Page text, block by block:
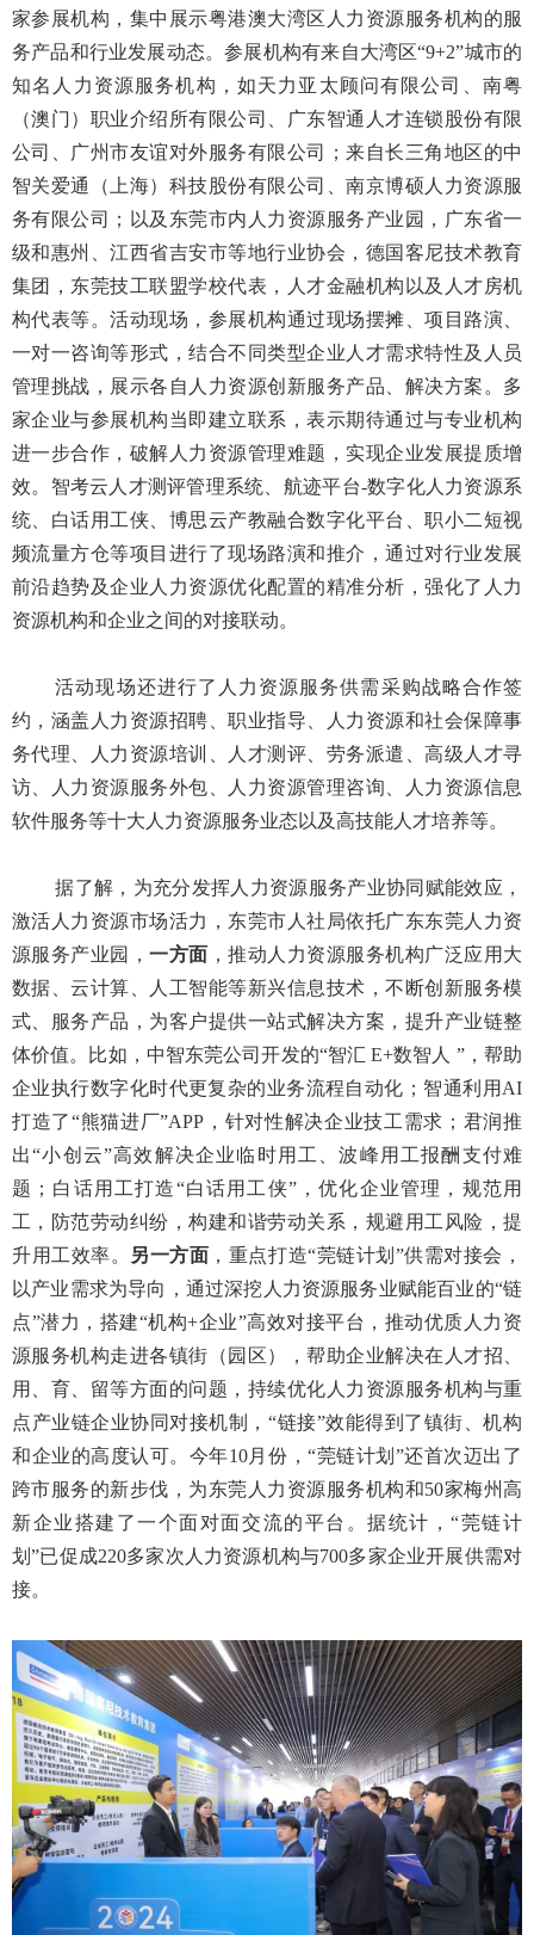
家参展机构，集中展示粤港澳大湾区人力资源服务机构的服
务产品和行业发展动态。参展机构有来自大湾区“9+2”城市的
知名人力资源服务机构，如天力亚太顾问有限公司、南粤
（澳门）职业介绍所有限公司、广东智通人才连锁股份有限
公司、广州市友谊对外服务有限公司；来自长三角地区的中
智关爱通（上海）科技股份有限公司、南京博硕人力资源服
务有限公司；以及东莞市内人力资源服务产业园，广东省一
级和惠州、江西省吉安市等地行业协会，德国客尼技术教育
集团，东莞技工联盟学校代表，人才金融机构以及人才房机
构代表等。活动现场，参展机构通过现场摆摊、项目路演、
一对一咨询等形式，结合不同类型企业人才需求特性及人员
管理挑战，展示各自人力资源创新服务产品、解决方案。多
家企业与参展机构当即建立联系，表示期待通过与专业机构
进一步合作，破解人力资源管理难题，实现企业发展提质增
效。智考云人才测评管理系统、航迹平台-数字化人力资源系
统、白话用工侠、博思云产教融合数字化平台、职小二短视
频流量方仓等项目进行了现场路演和推介，通过对行业发展
前沿趋势及企业人力资源优化配置的精准分析，强化了人力
资源机构和企业之间的对接联动。
活动现场还进行了人力资源服务供需采购战略合作签
约，涵盖人力资源招聘、职业指导、人力资源和社会保障事
务代理、人力资源培训、人才测评、劳务派遣、高级人才寻
访、人力资源服务外包、人力资源管理咨询、人力资源信息
软件服务等十大人力资源服务业态以及高技能人才培养等。
据了解，为充分发挥人力资源服务产业协同赋能效应，
激活人力资源市场活力，东莞市人社局依托广东东莞人力资
源服务产业园，一方面 ，推动人力资源服务机构广泛应用大
数据、云计算、人工智能等新兴信息技术，不断创新服务模
式、服务产品，为客户提供一站式解决方案，提升产业链整
体价值。比如，中智东莞公司开发的“智汇 E+数智人 ”，帮助
企业执行数字化时代更复杂的业务流程自动化；智通利用AI
打造了“熊猫进厂”APP，针对性解决企业技工需求；君润推
出“小创云”高效解决企业临时用工、波峰用工报酬支付难
题；白话用工打造“白话用工侠”，优化企业管理，规范用
工，防范劳动纠纷，构建和谐劳动关系，规避用工风险，提
升用工效率。
另一方面 ，重点打造“莞链计划”供需对接会，
以产业需求为导向，通过深挖人力资源服务业赋能百业的“链
点”潜力，搭建“机构+企业”高效对接平台，推动优质人力资
源服务机构走进各镇街（园区），帮助企业解决在人才招、
用、育、留等方面的问题，持续优化人力资源服务机构与重
点产业链企业协同对接机制，“链接”效能得到了镇街、机构
和企业的高度认可。今年10月份，“莞链计划”还首次迈出了
跨市服务的新步伐，为东莞人力资源服务机构和50家梅州高
新企业搭建了一个面对面交流的平台。据统计，“莞链计
划”已促成220多家次人力资源机构与700多家企业开展供需对
接。